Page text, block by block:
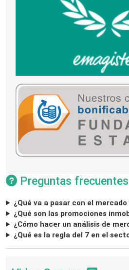
Preguntas frecuentes
¿Qué va a pasar con el
¿Qué son las promociones
¿Cómo hacer un análisis de
¿Qué es la regla del 7 en el